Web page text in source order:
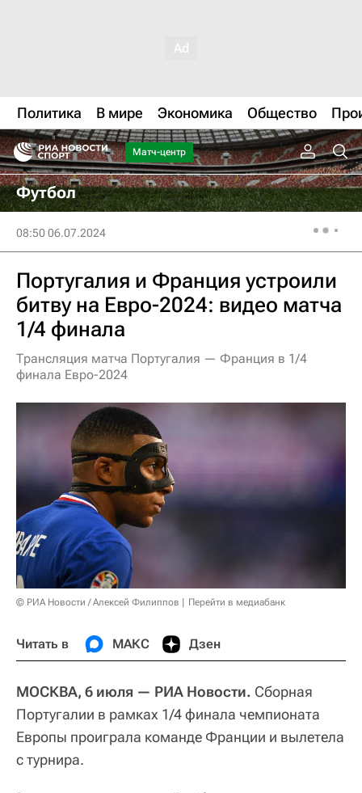
Политика В мире Экономика Общество
Матч-центр
Футбол
08:50 06.07.2024
Португалия и Франция устроили
битву на Евро-2024: видео матча
1/4 финала
Трансляция матча Португалия — Франция в 1/4
финала Евро-2024
© РИА Новости / Алексей Филиппов Перейти в медиабанк
Читать в МАКС Дзен
МОСКВА, 6 июля — РИА Новости. Сборная
Португалии в рамках 1/4 финала чемпионата
Европы проиграла команде Франции и вылетела
с турнира.